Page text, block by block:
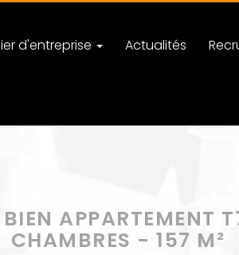
d'entreprise Actualités
APPARTEMENT
CHAMBRES - 157 M²